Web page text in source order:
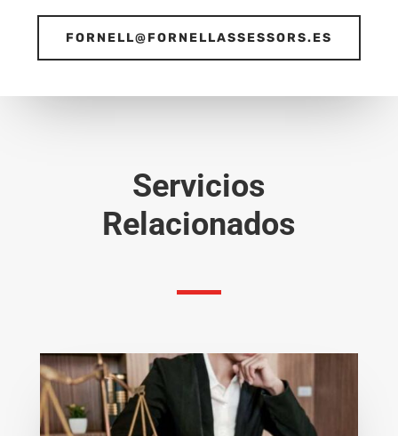
FORNELL@FORNELLASSESSORS.ES
Servicios
Relacionados